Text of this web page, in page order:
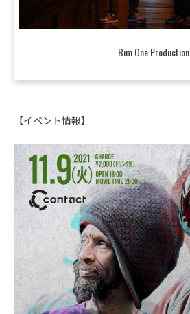
Bim One Production
【イベント情報】